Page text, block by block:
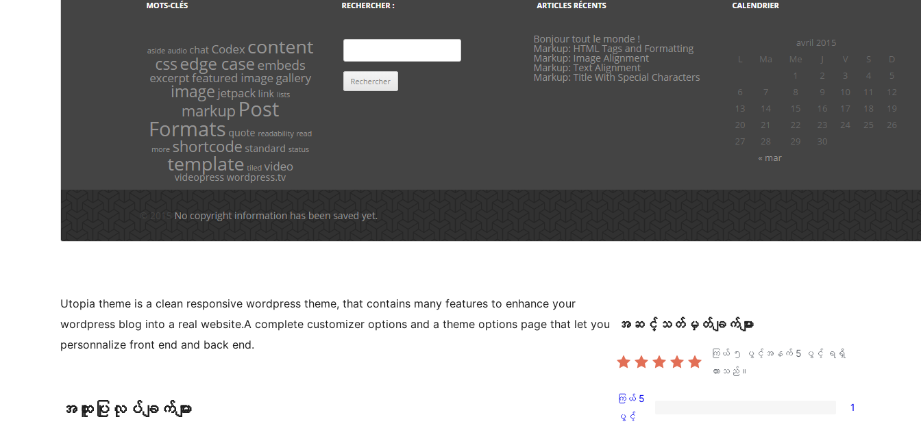
Utopia theme is a clean responsive wordpress theme, that contains many features to enhance your
wordpress blog into a real website.A complete customizer options and a theme options page that let you
personnalize front end and back end.
အ​ထူး​ပြု​လုပ်​ချက်​များ
အဆင့်သတ်မှတ်ချက်များ
ကြယ် ၅ ပွင့်အနက် 5 ပွင့် ရရှိ
ထားသည်။
ကြယ်
ကြယ် 5
ပွင့်
1